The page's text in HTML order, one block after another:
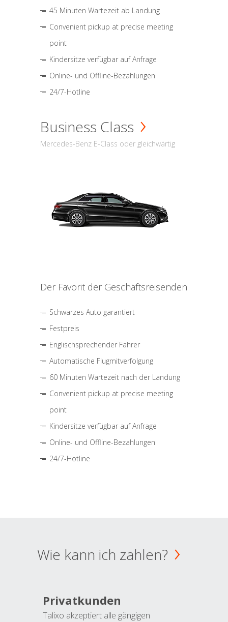
45 Minuten Wartezeit ab Landung
Convenient pickup at precise meeting
point
Kindersitze verfügbar auf Anfrage
Online- und Offline-Bezahlungen
24/7-Hotline
Business Class
Mercedes-Benz E-Class oder gleichwärtig
Der Favorit der Geschäftsreisenden
Schwarzes Auto garantiert
Festpreis
Englischsprechender Fahrer
Automatische Flugmitverfolgung
60 Minuten Wartezeit nach der Landung
Convenient pickup at precise meeting
point
Kindersitze verfügbar auf Anfrage
Online- und Offline-Bezahlungen
24/7-Hotline
Wie kann ich zahlen?
Privatkunden
Talixo akzeptiert alle gängigen